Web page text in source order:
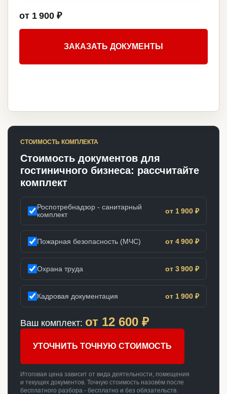
от 1 900 ₽
ЗАКАЗАТЬ ДОКУМЕНТЫ
СТОИМОСТЬ КОМПЛЕКТА
Стоимость документов для
гостиничного бизнеса: рассчитайте
комплект
Роспотребнадзор - санитарный
комплект
от 1 900 ₽
Пожарная безопасность (МЧС) от 4 900 ₽
Охрана труда от 3 900 ₽
Кадровая документация от 1 900 ₽
Ваш комплект: от 12 600 ₽
УТОЧНИТЬ ТОЧНУЮ СТОИМОСТЬ
Итоговая цена зависит от вида деятельности, помещения
и текущих документов. Точную стоимость назовём после
бесплатного разбора - бесплатно и без обязательств.